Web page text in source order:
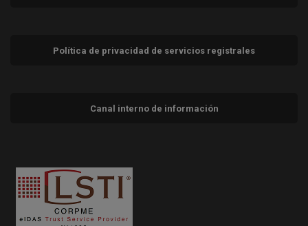
Política de privacidad de servicios registrales
Canal interno de información